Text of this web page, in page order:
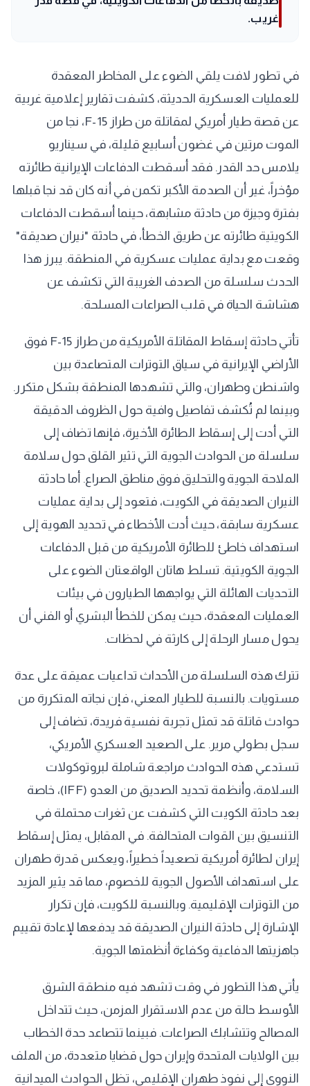
غريب.
في تطور لافت يلقي الضوء على المخاطر المعقدة
للعمليات العسكرية الحديثة، كشفت تقارير إعلامية غربية
عن قصة طيار أمريكي لمقاتلة من طراز F-15، نجا من
الموت مرتين في غضون أسابيع قليلة، في سيناريو
يلامس حد القدر. فقد أسقطت الدفاعات الإيرانية طائرته
مؤخراً، غير أن الصدمة الأكبر تكمن في أنه كان قد نجا قبلها
بفترة وجيزة من حادثة مشابهة، حينما أسقطت الدفاعات
الكويتية طائرته عن طريق الخطأ، في حادثة "نيران صديقة"
وقعت مع بداية عمليات عسكرية في المنطقة. يبرز هذا
الحدث سلسلة من الصدف الغريبة التي تكشف عن
هشاشة الحياة في قلب الصراعات المسلحة.
تأتي حادثة إسقاط المقاتلة الأمريكية من طراز F-15 فوق
الأراضي الإيرانية في سياق التوترات المتصاعدة بين
واشنطن وطهران، والتي تشهدها المنطقة بشكل متكرر.
وبينما لم تُكشف تفاصيل وافية حول الظروف الدقيقة
التي أدت إلى إسقاط الطائرة الأخيرة، فإنها تضاف إلى
سلسلة من الحوادث الجوية التي تثير القلق حول سلامة
الملاحة الجوية والتحليق فوق مناطق الصراع. أما حادثة
النيران الصديقة في الكويت، فتعود إلى بداية عمليات
عسكرية سابقة، حيث أدت الأخطاء في تحديد الهوية إلى
استهداف خاطئ للطائرة الأمريكية من قبل الدفاعات
الجوية الكويتية. تسلط هاتان الواقعتان الضوء على
التحديات الهائلة التي يواجهها الطيارون في بيئات
العمليات المعقدة، حيث يمكن للخطأ البشري أو الفني أن
يحول مسار الرحلة إلى كارثة في لحظات.
تترك هذه السلسلة من الأحداث تداعيات عميقة على عدة
مستويات. بالنسبة للطيار المعني، فإن نجاته المتكررة من
حوادث قاتلة قد تمثل تجربة نفسية فريدة، تضاف إلى
سجل بطولي مرير. على الصعيد العسكري الأمريكي،
تستدعي هذه الحوادث مراجعة شاملة لبروتوكولات
السلامة، وأنظمة تحديد الصديق من العدو (IFF)، خاصة
بعد حادثة الكويت التي كشفت عن ثغرات محتملة في
التنسيق بين القوات المتحالفة. في المقابل، يمثل إسقاط
إيران لطائرة أمريكية تصعيداً خطيراً، ويعكس قدرة طهران
على استهداف الأصول الجوية للخصوم، مما قد يثير المزيد
من التوترات الإقليمية. وبالنسبة للكويت، فإن تكرار
الإشارة إلى حادثة النيران الصديقة قد يدفعها لإعادة تقييم
جاهزيتها الدفاعية وكفاءة أنظمتها الجوية.
يأتي هذا التطور في وقت تشهد فيه منطقة الشرق
الأوسط حالة من عدم الاستقرار المزمن، حيث تتداخل
المصالح وتتشابك الصراعات. فبينما تتصاعد حدة الخطاب
بين الولايات المتحدة وإيران حول قضايا متعددة، من الملف
النووي إلى نفوذ طهران الإقليمي، تظل الحوادث الميدانية